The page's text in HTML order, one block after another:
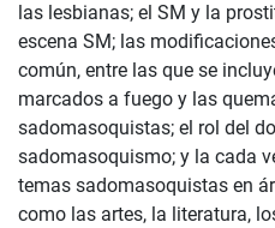
las lesbianas; el SM y la
escena SM; las
común, entre las que se
marcados a fuego y las
sadomasoquistas; el rol del
sadomasoquismo; y la cada
temas sadomasoquistas en
como las artes, la literatura,